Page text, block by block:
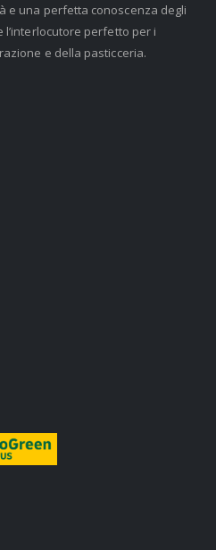
e una perfetta conoscenza degli
l’interlocutore perfetto per i
e della pasticceria.